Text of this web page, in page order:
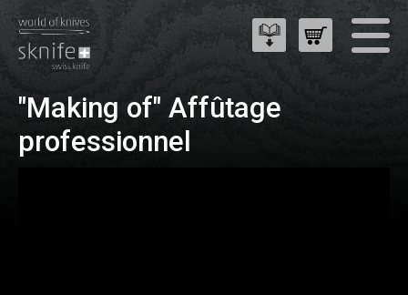
"Making of" Affûtage
professionnel